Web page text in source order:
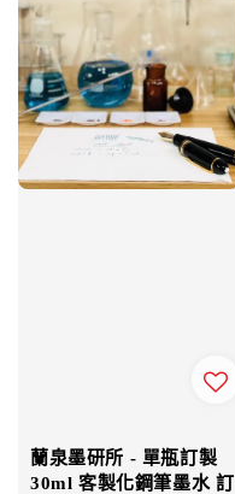
蘭泉墨研所 - 單瓶訂製
30ml 客製化鋼筆墨水 訂